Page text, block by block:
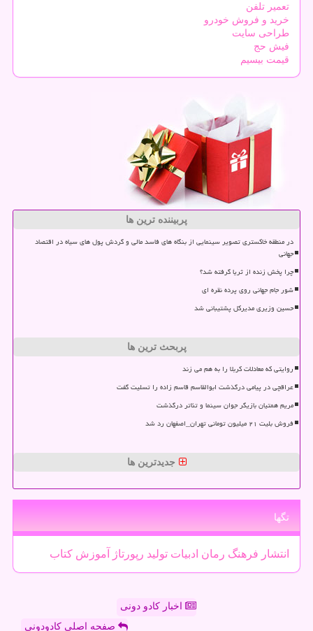
تعمیر تلفن
خرید و فروش خودرو
طراحی سایت
فیش حج
قیمت بیسیم
پربیننده ترین ها
در منطقه خاکستری تصویر سینمایی از بنگاه های فاسد مالی و گردش پول های سیاه در اقتصاد
جهانی
چرا پخش زنده از ثریا گرفته شد؟
شور جام جهانی روی پرده نقره ای
حسین وزیری مدیرکل پشتیبانی شد
پربحث ترین ها
روایتی که معادلات کربلا را به هم می زند
عراقچی در پیامی درگذشت ابوالقاسم قاسم زاده را تسلیت گفت
مریم همتیان بازیگر جوان سینما و تئاتر درگذشت
فروش بلیت ۲۱ میلیون تومانی تهران_اصفهان رد شد
جدیدترین ها
تگها
انتشار فرهنگ رمان ادبیات تولید رپورتاژ آموزش كتاب
اخبار کادو دونی
صفحه اصلی کادودونی